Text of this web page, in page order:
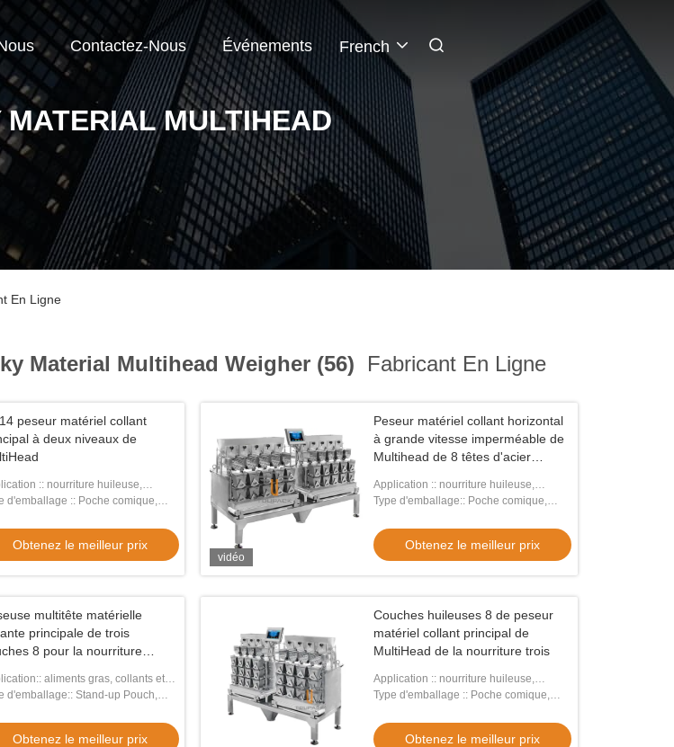
Contactez-Nous Événements French
MULTIHEAD
En Ligne
Material Multihead Weigher (56) Fabricant En Ligne
peseur matériel collant
à deux niveaux de
:: nourriture huileuse,
fraîche
d'emballage :: Poche comique,
Obtenez le meilleur prix
vidéo
Peseur matériel collant horizontal
à grande vitesse imperméable de
Multihead de 8 têtes d'acier
huileuse Dimple Plate
Application :: nourriture huileuse,
collante, fraîche par le peseur de
Type d'emballage:: Poche comique,
Obtenez le meilleur prix
multitête matérielle
principale de trois
8 pour la nourriture
aliments gras, collants et
d'emballage:: Stand-up Pouch,
Obtenez le meilleur prix
Couches huileuses 8 de peseur
matériel collant principal de
MultiHead de la nourriture trois
Application :: nourriture huileuse,
collante, fraîche
Type d'emballage :: Poche comique,
Obtenez le meilleur prix